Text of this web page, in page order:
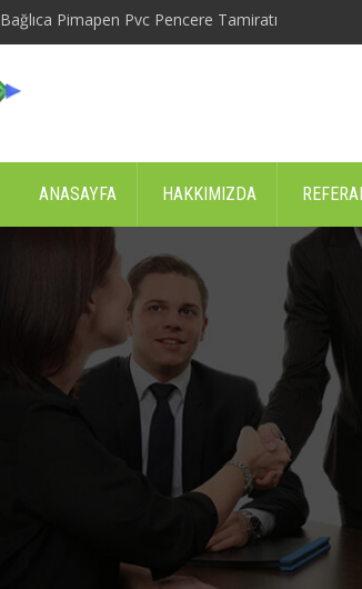
Bağlıca Pimapen Pvc Pencere Tamiratı
ANASAYFA HAKKIMIZDA